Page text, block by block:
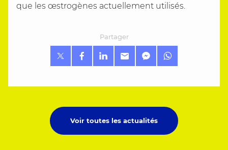
que les œstrogènes actuellement utilisés.
Partager
Voir toutes les actualités